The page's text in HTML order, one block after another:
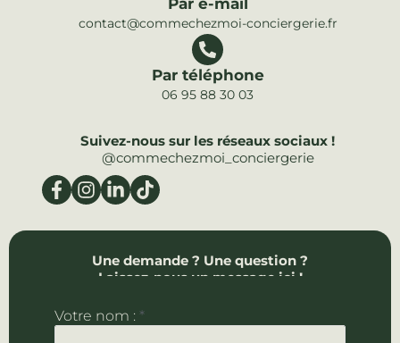
Par e-mail
contact@commechezmoi-conciergerie.fr
Par téléphone
06 95 88 30 03
Suivez-nous sur les réseaux sociaux !
@commechezmoi_conciergerie
Une demande ? Une question ?
Laissez-nous un message ici !
r
Votre nom : *